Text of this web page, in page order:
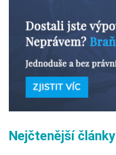
Nejčtenější články